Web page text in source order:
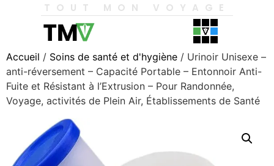
TOUT MON VOYAGE
Accueil / Soins de santé et d'hygiène / Urinoir Unisexe –
anti-réversement – Capacité Portable – Entonnoir Anti-
Fuite et Résistant à l’Extrusion – Pour Randonnée,
Voyage, activités de Plein Air, Établissements de Santé